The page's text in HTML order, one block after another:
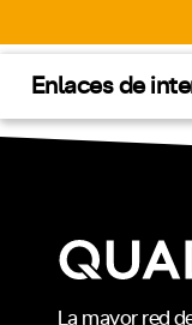
Enlaces de
La mayor red